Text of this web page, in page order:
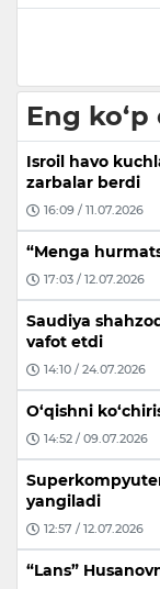
Eng
Isroil havo
zarbalar berdi
16:09 / 11.07.2026
“Menga
17:03 / 12.07.2026
Saudiya
vafot etdi
14:10 / 24.07.2026
O‘qishni
14:52 / 09.07.2026
yangiladi
12:57 / 12.07.2026
“Lans”